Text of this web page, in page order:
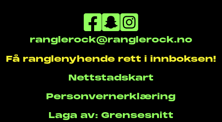
ranglerock@ranglerock.no
Få ranglenyhende rett i innboksen!
Nettstadskart
Personvernerklæring
Laga av: Grensesnitt